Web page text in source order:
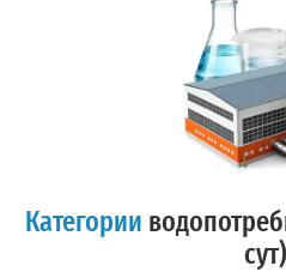
Категории